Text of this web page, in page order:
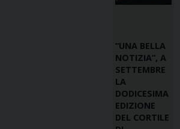
“UNA BELLA
NOTIZIA”, A
SETTEMBRE
LA
DODICESIMA
EDIZIONE
DEL CORTILE